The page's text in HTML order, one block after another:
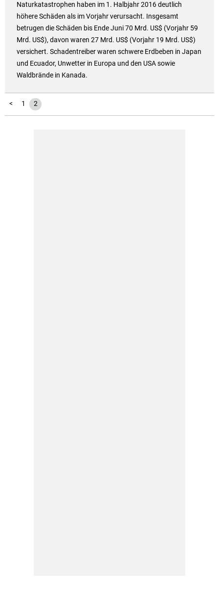
Naturkatastrophen haben im 1. Halbjahr 2016 deutlich
höhere Schäden als im Vorjahr verursacht. Insgesamt
betrugen die Schäden bis Ende Juni 70 Mrd. US$ (Vorjahr 59
Mrd. US$), davon waren 27 Mrd. US$ (Vorjahr 19 Mrd. US$)
versichert. Schadentreiber waren schwere Erdbeben in Japan
und Ecuador, Unwetter in Europa und den USA sowie
Waldbrände in Kanada.
< 1 2